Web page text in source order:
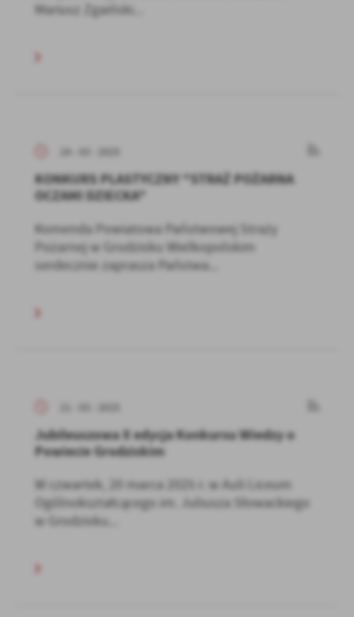
Mariusz Zgaiński...
24 - 03 - 2025
KONKURS PLASTYCZNY "STRAŻ POŻARNA
OCZAMI DZIECKA"
Komenda Powiatowa Państwowej Straży
Pożarnej w Grodzisku Wielkopolskim
serdecznie zaprasza Państwa...
Jubileuszowa X edycja Konkursu Wiedzy o
Powiecie Grodziskim
W czwartek, 20 marca 2025 r. w Auli Liceum
Ogólnokształcącego im. Juliusza Słowackiego
w Grodzisku...